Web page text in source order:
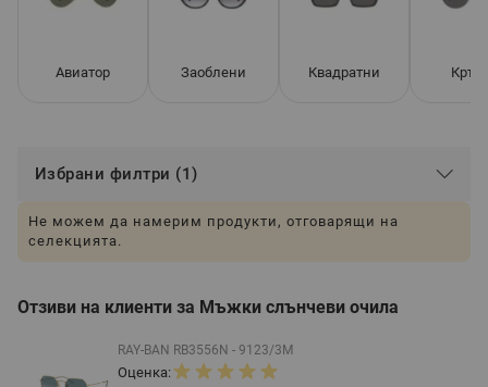
Авиатор Заоблени Квадратни
Избрани филтри (1)
Не можем да намерим продукти, отговарящи на
селекцията.
Отзиви на клиенти за Мъжки слънчеви очила
RAY-BAN RB3556N - 9123/3M
Оценка: